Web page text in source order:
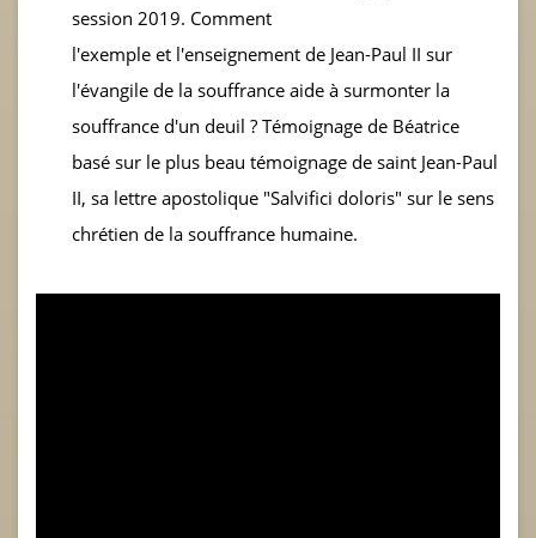
session 2019. Comment
l'exemple et l'enseignement de Jean-Paul II sur
l'évangile de la souffrance aide à surmonter la
souffrance d'un deuil ? Témoignage de Béatrice
basé sur le plus beau témoignage de saint Jean-Paul
II, sa lettre apostolique "Salvifici doloris" sur le sens
chrétien de la souffrance humaine.